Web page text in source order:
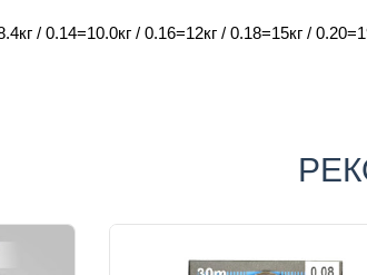
/ 0.14=10.0кг / 0.16=12кг / 0.18=15кг /